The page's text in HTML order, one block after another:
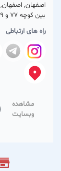
اصفهان,
بین کوچه 77 و 79
راه های ارتباطی
مشاهده
وبسایت